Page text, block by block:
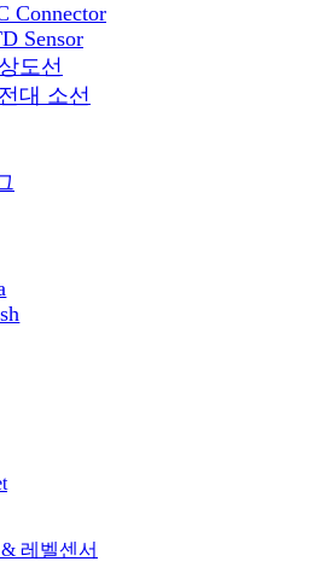
Connector
Sensor
도선
대 소선
& 레벨센서